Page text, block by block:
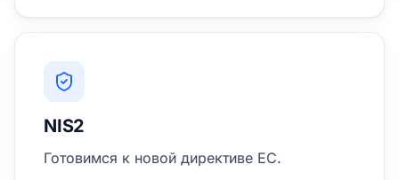
NIS2
Готовимся к новой директиве ЕС.